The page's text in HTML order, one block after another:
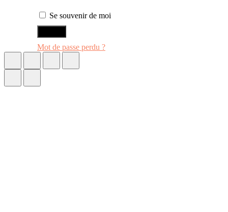
Se souvenir de moi
Mot de passe perdu ?